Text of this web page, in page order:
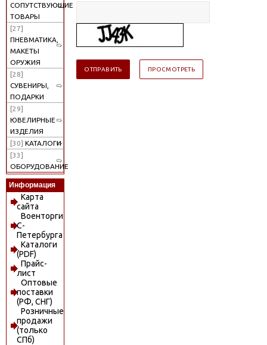
СОПУТСТВУЮЩИЕ
ТОВАРЫ
[27]
ПНЕВМАТИКА,
МАКЕТЫ
ОРУЖИЯ
[28]
СУВЕНИРЫ,
ПОДАРКИ
[29]
ЮВЕЛИРНЫЕ
ИЗДЕЛИЯ
[30] КАТАЛОГИ
[33]
ОБОРУДОВАНИЕ
Информация
Карта
сайта
Военторги
С-
Петербурга
Каталоги
(PDF)
Прайс-
лист
Оптовые
поставки
(РФ, СНГ)
Розничные
продажи
(только
СПб)